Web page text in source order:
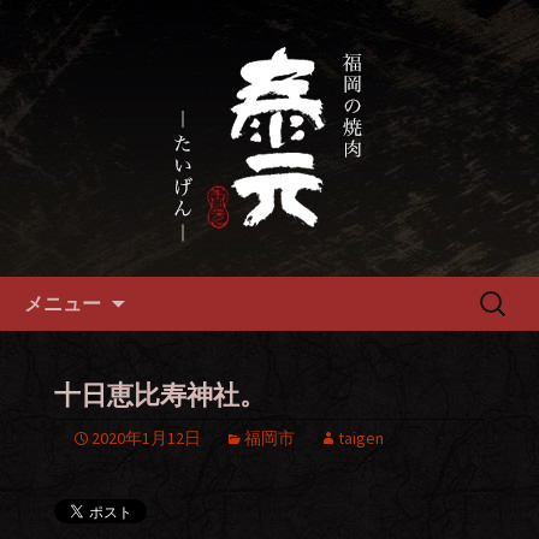
福岡市、畜産農家直送の厳選黒
毛和牛を愉しめる焼肉店
畜産農家直送の厳選肉が自慢の福岡市
の焼肉『泰元』
メニュー
検
十日恵比寿神社。
2020年1月12日 福岡市 taigen